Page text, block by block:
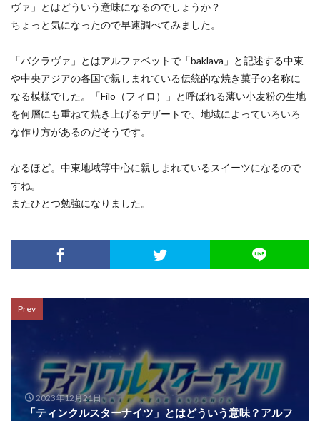
ヴァ」とはどういう意味になるのでしょうか？
ちょっと気になったので早速調べてみました。
「バクラヴァ」とはアルファベットで「baklava」と記述する中東
や中央アジアの各国で親しまれている伝統的な焼き菓子の名称に
なる模様でした。「Filo（フィロ）」と呼ばれる薄い小麦粉の生地
を何層にも重ねて焼き上げるデザートで、地域によっていろいろ
な作り方があるのだそうです。
なるほど。中東地域等中心に親しまれているスイーツになるので
すね。
またひとつ勉強になりました。
Prev
2023年12月21日
「ティンクルスターナイツ」とはどういう意味？アルフ